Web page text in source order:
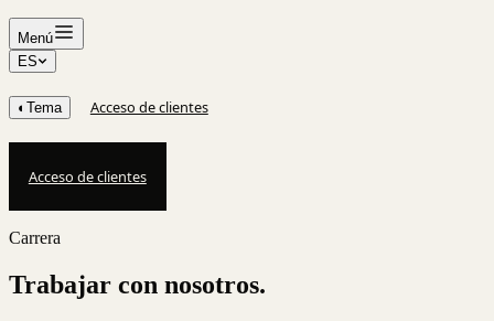
Menú
ES
◐ Tema Acceso de clientes
Acceso de clientes
Carrera
Trabajar con nosotros.